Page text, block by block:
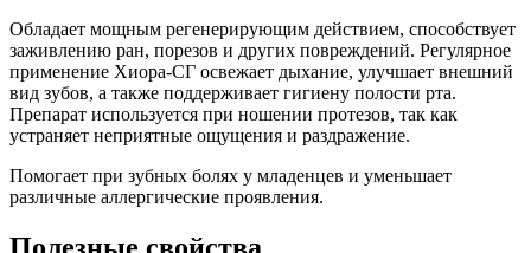
Обладает мощным регенерирующим действием, способствует
заживлению ран, порезов и других повреждений. Регулярное
применение Хиора-СГ освежает дыхание, улучшает внешний
вид зубов, а также поддерживает гигиену полости рта.
Препарат используется при ношении протезов, так как
устраняет неприятные ощущения и раздражение.
Помогает при зубных болях у младенцев и уменьшает
различные аллергические проявления.